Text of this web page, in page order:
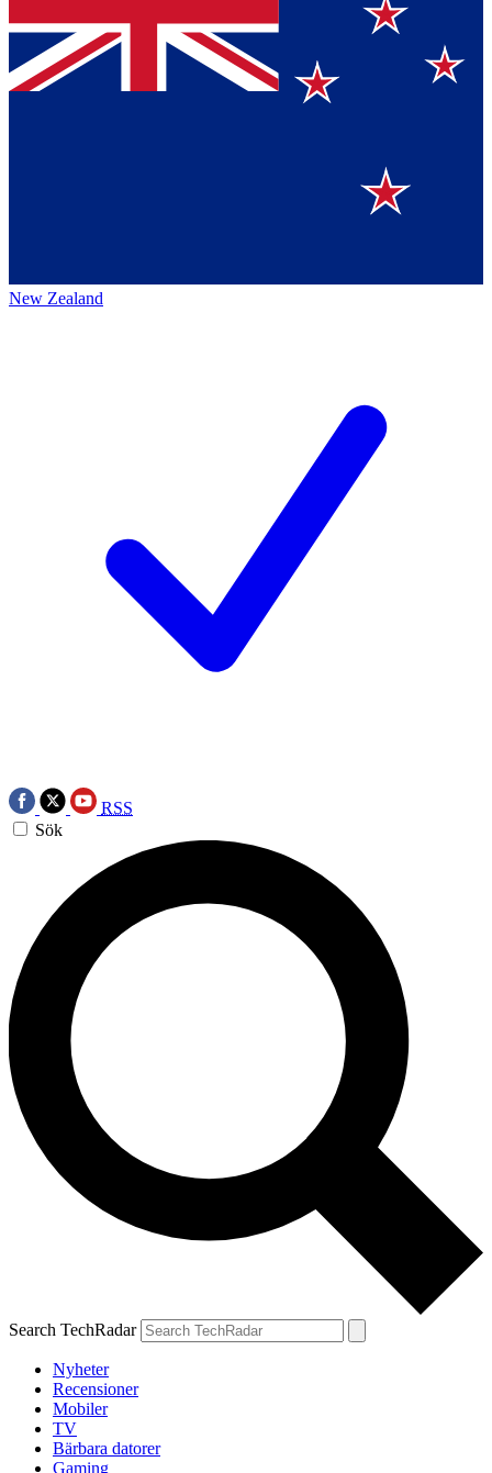
New Zealand
RSS
Sök
Search TechRadar
Nyheter
Recensioner
Mobiler
TV
Bärbara datorer
Gaming